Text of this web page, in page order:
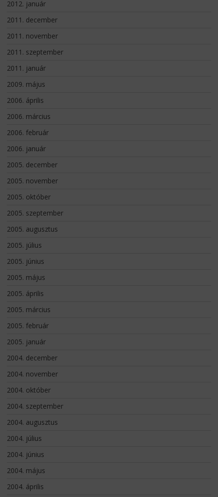
2012. január
2011. december
2011. november
2011. szeptember
2011. január
2009. május
2006. április
2006. március
2006. február
2006. január
2005. december
2005. november
2005. október
2005. szeptember
2005. augusztus
2005. július
2005. június
2005. május
2005. április
2005. március
2005. február
2005. január
2004. december
2004. november
2004. október
2004. szeptember
2004. augusztus
2004. július
2004. június
2004. május
2004. április